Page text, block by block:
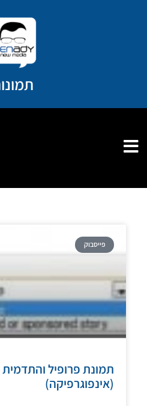
פייסבוק
תמונת פרופיל והתדמית
(אינפוגרפיקה)